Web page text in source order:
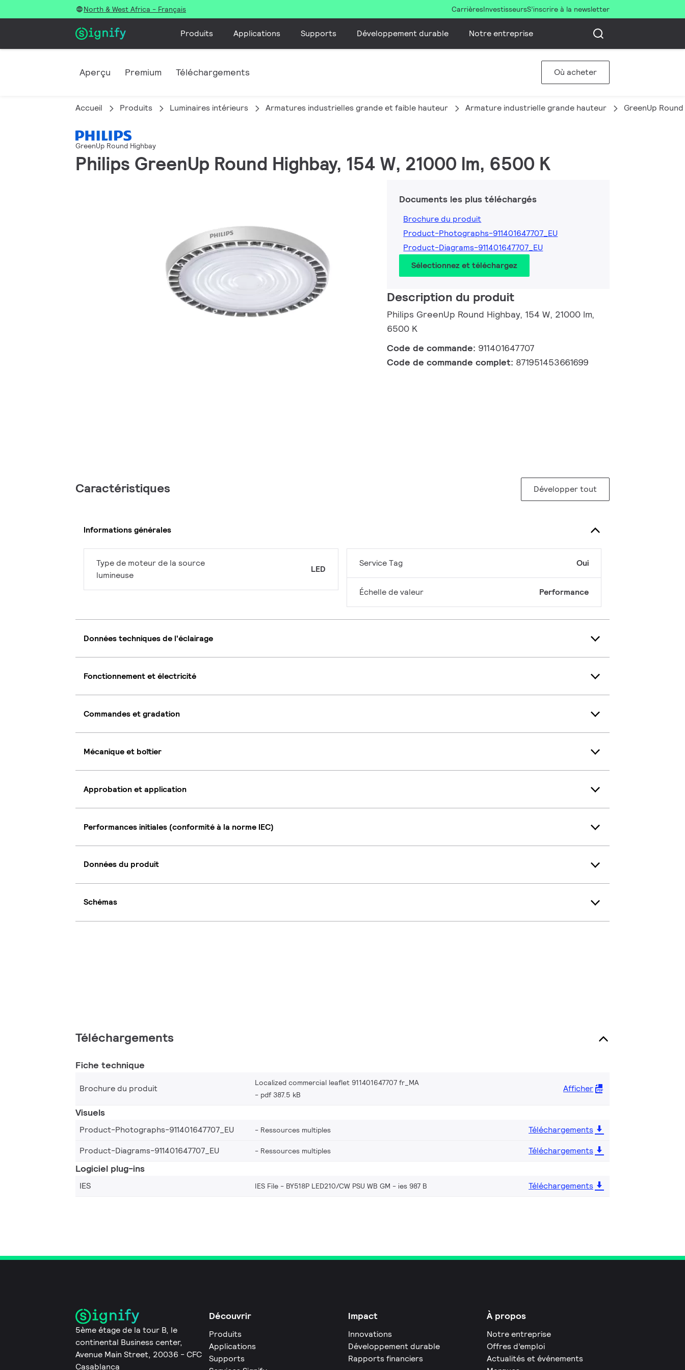
North & West Africa - Français CarrièresInvestisseursS’inscrire à la newsletter
Produits Applications Supports Développement durable Notre entreprise
Aperçu Premium Téléchargements Où acheter
Accueil Produits Luminaires intérieurs Armatures industrielles grande et faible hauteur Armature industrielle grande hauteur GreenUp
GreenUp Round Highbay
Philips GreenUp Round Highbay, 154 W, 21000 lm, 6500 K
Documents les plus téléchargés
Brochure du produit
Product-Photographs-911401647707_EU
Product-Diagrams-911401647707_EU
Sélectionnez et téléchargez
Description du produit
Philips GreenUp Round Highbay, 154 W, 21000 lm,
6500 K
Code de commande: 911401647707
Code de commande complet: 871951453661699
Caractéristiques Développer tout
Informations générales
Type de moteur de la source
lumineuse
LED
Service Tag Oui
Échelle de valeur Performance
Données techniques de l'éclairage
Fonctionnement et électricité
Commandes et gradation
Mécanique et boîtier
Approbation et application
Performances initiales (conformité à la norme IEC)
Données du produit
Schémas
Téléchargements
Fiche technique
Brochure du produit
Localized commercial leaflet 911401647707 fr_MA
pdf 387.5 kB
Afficher
Visuels
Product-Photographs-911401647707_EU Ressources multiples
Téléchargements
Product-Diagrams-911401647707_EU
Ressources multiples Téléchargements
Logiciel plug-ins
IES IES File - BY518P LED210/CW PSU WB GM ies 987 B Téléchargements
5ème étage de la tour B, le
continental Business center,
Avenue Main Street, 20036 - CFC
Casablanca
Découvrir
Produits
Applications
Supports
Impact
Innovations
Développement durable
Rapports financiers
À propos
Notre entreprise
Offres d’emploi
Actualités et événements